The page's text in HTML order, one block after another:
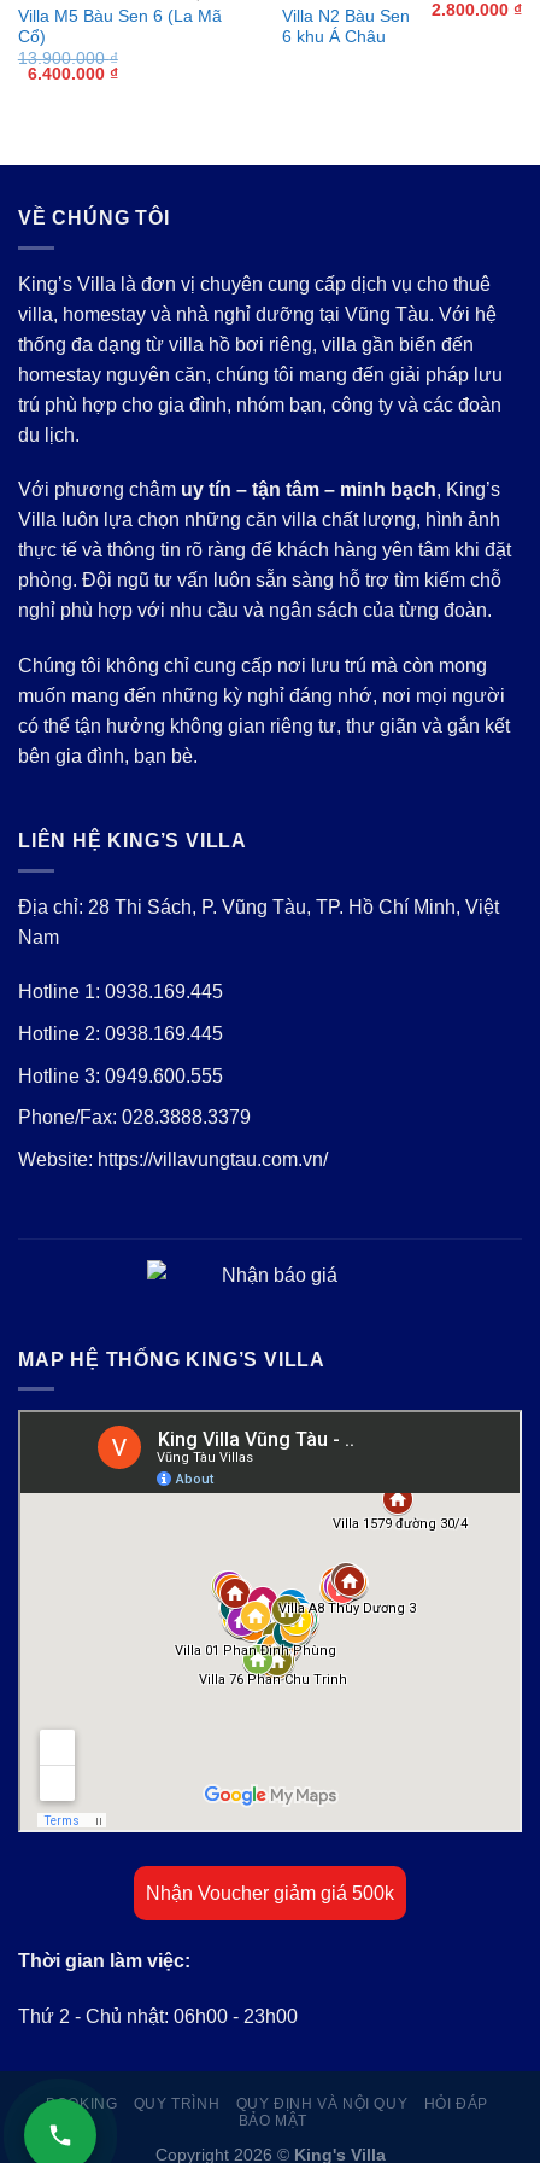
Villa M5 Bàu Sen 6 (La Mã
Cổ)
13.900.000₫
Giá
6.400.000 ₫Giá
Villa N2 Bàu Sen
6 khu Á Châu
Giá
2.800.000 ₫
VỀ CHÚNG TÔI
King’s Villa là đơn vị chuyên cung cấp dịch vụ cho thuê
villa, homestay và nhà nghỉ dưỡng tại Vũng Tàu. Với hệ
thống đa dạng từ villa hồ bơi riêng, villa gần biển đến
homestay nguyên căn, chúng tôi mang đến giải pháp lưu
trú phù hợp cho gia đình, nhóm bạn, công ty và các đoàn
du lịch.
Với phương châm uy tín – tận tâm – minh bạch, King’s
Villa luôn lựa chọn những căn villa chất lượng, hình ảnh
thực tế và thông tin rõ ràng để khách hàng yên tâm khi đặt
phòng. Đội ngũ tư vấn luôn sẵn sàng hỗ trợ tìm kiếm chỗ
nghỉ phù hợp với nhu cầu và ngân sách của từng đoàn.
Chúng tôi không chỉ cung cấp nơi lưu trú mà còn mong
muốn mang đến những kỳ nghỉ đáng nhớ, nơi mọi người
có thể tận hưởng không gian riêng tư, thư giãn và gắn kết
bên gia đình, bạn bè.
LIÊN HỆ KING’S VILLA
Địa chỉ: 28 Thi Sách, P. Vũng Tàu, TP. Hồ Chí Minh, Việt
Nam
Hotline 1: 0938.169.445
Hotline 2: 0938.169.445
Hotline 3: 0949.600.555
Phone/Fax: 028.3888.3379
Website: https://villavungtau.com.vn/
MAP HỆ THỐNG KING’S VILLA
Nhận Voucher giảm giá 500k
Thời gian làm việc:
Thứ 2 - Chủ nhật: 06h00 - 23h00
BOOKING QUY TRÌNH QUY ĐỊNH VÀ NỘI QUY
HỎI ĐÁP
BẢO MẬT
Copyright 2026 © King's Villa